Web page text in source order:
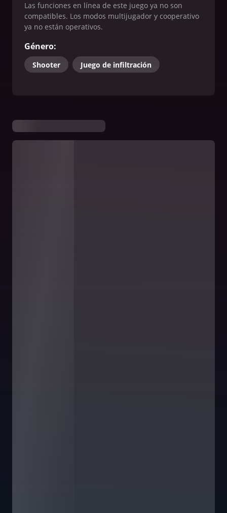
Las funciones en línea de este juego ya no son
compatibles. Los modos multijugador y cooperativo
ya no están operativos.
Género:
Shooter Juego de infiltración